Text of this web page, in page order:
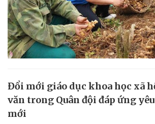
Đổi mới giáo dục khoa học xã
văn trong Quân đội đáp ứng
mới